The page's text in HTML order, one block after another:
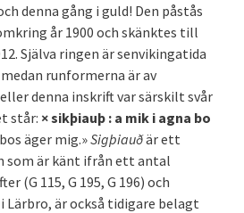
denna gång i guld! Den påstås
år 1900 och skänktes till
Själva ringen är senvikingatida
runformerna är av
denna inskrift var särskilt svår
står: × sikþiauþ : a mik i agna bo
äger mig.»Sigþiauðär ett
som är känt ifrån ett antal
(G 115, G 195, G 196) och
Lärbro, är också tidigare belagt